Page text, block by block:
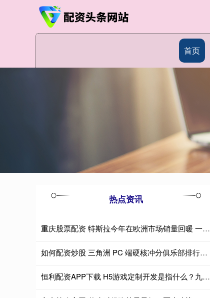
首页
热点资讯
重庆股票配资 特斯拉今年在欧洲市场销量回暖 一季度涨幅近45%
如何配资炒股 三角洲 PC 端硬核冲分俱乐部排行：星辰电竞双雄领跑，高阶玩家闭眼选
恒利配资APP下载 H5游戏定制开发是指什么？九影网络全方位解析